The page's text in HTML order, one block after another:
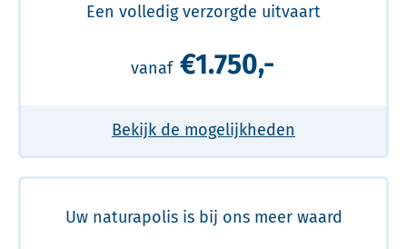
Een volledig verzorgde uitvaart
vanaf €1.750,-
Bekijk de mogelijkheden
Uw naturapolis is bij ons meer waard